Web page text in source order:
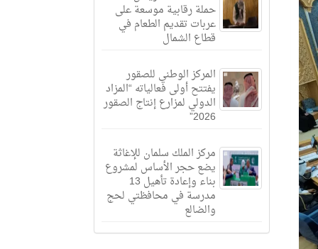
حملة رقابية موسعة على
عربات تقديم الطعام في
قطاع الشمال
المركز الوطني للصقور
يفتتح أولى فعالياته “المزاد
الدولي لمزارع إنتاج الصقور
2026”
مركز الملك سلمان للإغاثة
يضع حجر الأساس لمشروع
بناء وإعادة تأهيل 13
مدرسة في محافظتي لحج
والضالع